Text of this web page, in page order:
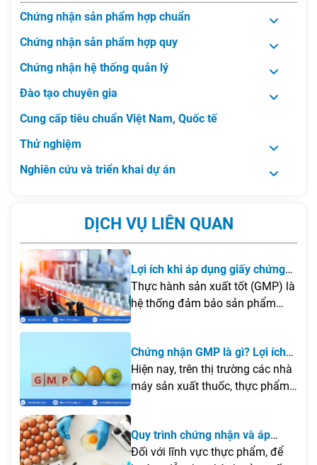
Chứng nhận sản phẩm hợp chuẩn
Chứng nhận sản phẩm hợp quy
Chứng nhận hệ thống quản lý
Đào tạo chuyên gia
Cung cấp tiêu chuẩn Việt Nam, Quốc tế
Thử nghiệm
Nghiên cứu và triển khai dự án
DỊCH VỤ LIÊN QUAN
Lợi ích khi áp dụng giấy chứng
nhận GMP
Thực hành sản xuất tốt (GMP) là
hệ thống đảm bảo sản phẩm
được sản xuất liên tục và được
kiểm soát theo tiêu chuẩn chất
lượng.
Chứng nhận GMP là gì? Lợi ích
khi áp dụng quy trình sản xuất
theo tiêu chuẩn GMP?
Hiện nay, trên thị trường các nhà
máy sản xuất thuốc, thực phẩm
bảo vệ sức khỏe, hóa mỹ phẩm
đòi hỏi về yêu cầu chất lượng rất
chặt chẽ. Vì vậy, giấy chứng
nhận GMP là điều kiện cần thiết
Quy trình chứng nhận và áp
dụng HACCP trong an toàn thực
Đối với lĩnh vực thực phẩm, để